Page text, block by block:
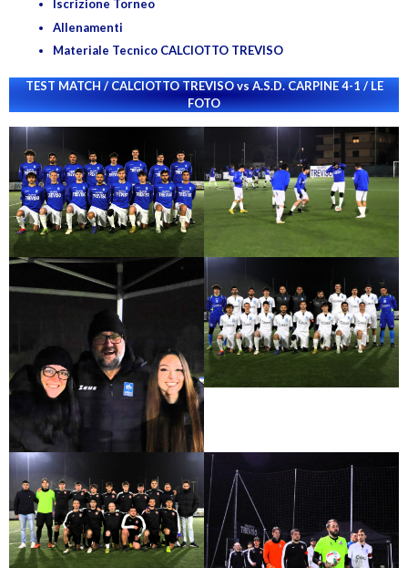
Iscrizione Torneo
Allenamenti
Materiale Tecnico CALCIOTTO TREVISO
TEST MATCH / CALCIOTTO TREVISO vs A.S.D. CARPINE 4-1 / LE
FOTO